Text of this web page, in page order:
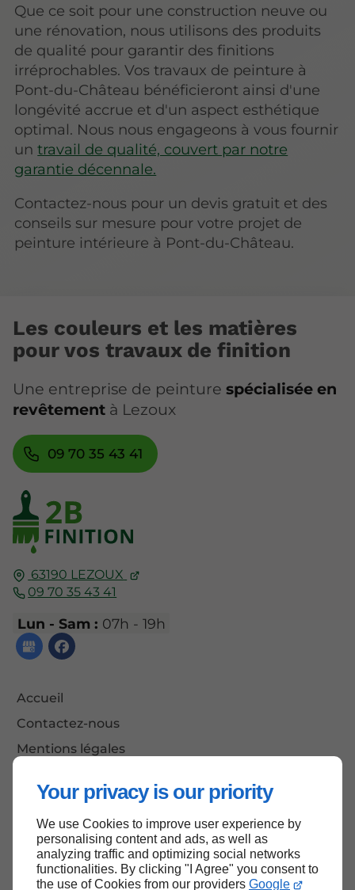
Your privacy is our priority
We use Cookies to improve user experience by
personalising content and ads, as well as
analyzing traffic and optimizing social networks
functionalities. By clicking "I Agree" you consent to
the use of Cookies from our providers Google
Que ce soit pour une construction neuve ou
une rénovation, nous utilisons des produits
de qualité pour garantir des finitions
irréprochables. Vos travaux de peinture à
Pont-du-Château bénéficieront ainsi d'une
longévité accrue et d'un aspect esthétique
optimal. Nous nous engageons à vous fournir
untravail de qualité, couvert par notre
garantie décennale.
Contactez-nous pour un devis gratuit et des
conseils sur mesure pour votre projet de
peinture intérieure à Pont-du-Château.
63190 LEZOUX
09 70 35 43 41
Lun - Sam : 07h - 19h
Accueil
Contactez-nous
Mentions légales
Les couleurs et les matières
pour vos travaux de finition
Une entreprise de peinture spécialisée en
revêtement à Lezoux
09 70 35 43 41
Haut de page